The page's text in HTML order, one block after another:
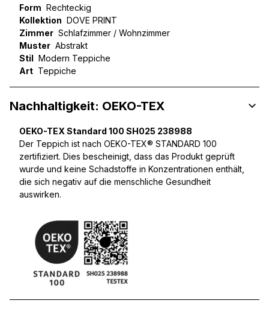
Form Rechteckig
Kollektion DOVE PRINT
Zimmer Schlafzimmer / Wohnzimmer
Muster Abstrakt
Stil Modern Teppiche
Art Teppiche
Nachhaltigkeit: OEKO-TEX
OEKO-TEX Standard 100 SH025 238988
Der Teppich ist nach OEKO-TEX® STANDARD 100
zertifiziert. Dies bescheinigt, dass das Produkt geprüft
wurde und keine Schadstoffe in Konzentrationen enthält,
die sich negativ auf die menschliche Gesundheit
auswirken.